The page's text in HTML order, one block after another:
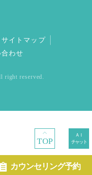
TOP
カウンセリング予約
サイトマップ
わせ
right reserved.